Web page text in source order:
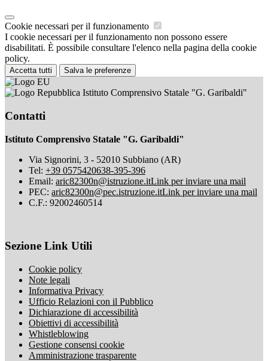
Cookie necessari per il funzionamento
I cookie necessari per il funzionamento non possono essere
disabilitati. È possibile consultare l'elenco nella pagina della cookie
policy.
Accetta tutti Salva le preferenze
Istituto Comprensivo Statale "G. Garibaldi"
Contatti
Istituto Comprensivo Statale "G. Garibaldi"
Via Signorini, 3 - 52010 Subbiano (AR)
Tel: +39 0575420638-395-396
Email: aric82300n@istruzione.itLink per inviare una mail
PEC: aric82300n@pec.istruzione.itLink per inviare una mail
C.F.: 92002460514
Sezione Link Utili
Cookie policy
Note legali
Informativa Privacy
Ufficio Relazioni con il Pubblico
Dichiarazione di accessibilità
Obiettivi di accessibilità
Whistleblowing
Gestione consensi cookie
Amministrazione trasparente